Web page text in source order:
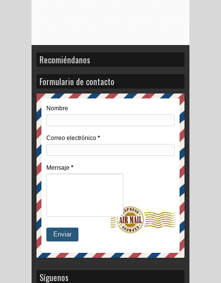
Recomiéndanos
Formulario de contacto
Nombre
Correo electrónico *
Mensaje *
Síguenos